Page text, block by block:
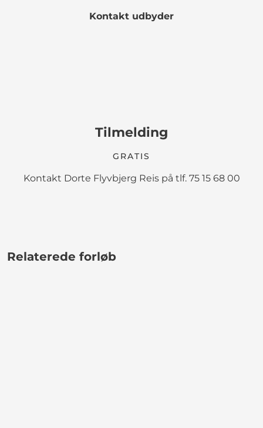
Kontakt udbyder
Tilmelding
GRATIS
Kontakt Dorte Flyvbjerg Reis på tlf. 75 15 68 00
Relaterede forløb